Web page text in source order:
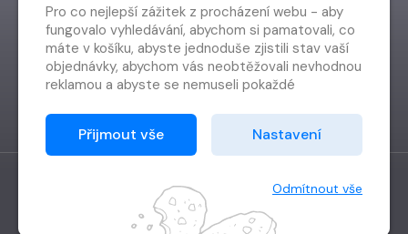
Vytvořilo Grand IT s.r.o.
Copyright © 2026 Radioservis a.s.
Pro co nejlepší zážitek z procházení webu - aby
fungovalo vyhledávání, abychom si pamatovali, co
máte v košíku, abyste jednoduše zjistili stav vaší
objednávky, abychom vás neobtěžovali nevhodnou
reklamou a abyste se nemuseli pokaždé
Proto od vás potřebujeme souhlas se
zpracováním souborů cookies
Děkujeme, že nám ho dáte a pomůžete nám tak
Přijmout vše Nastavení
Odmítnout vše